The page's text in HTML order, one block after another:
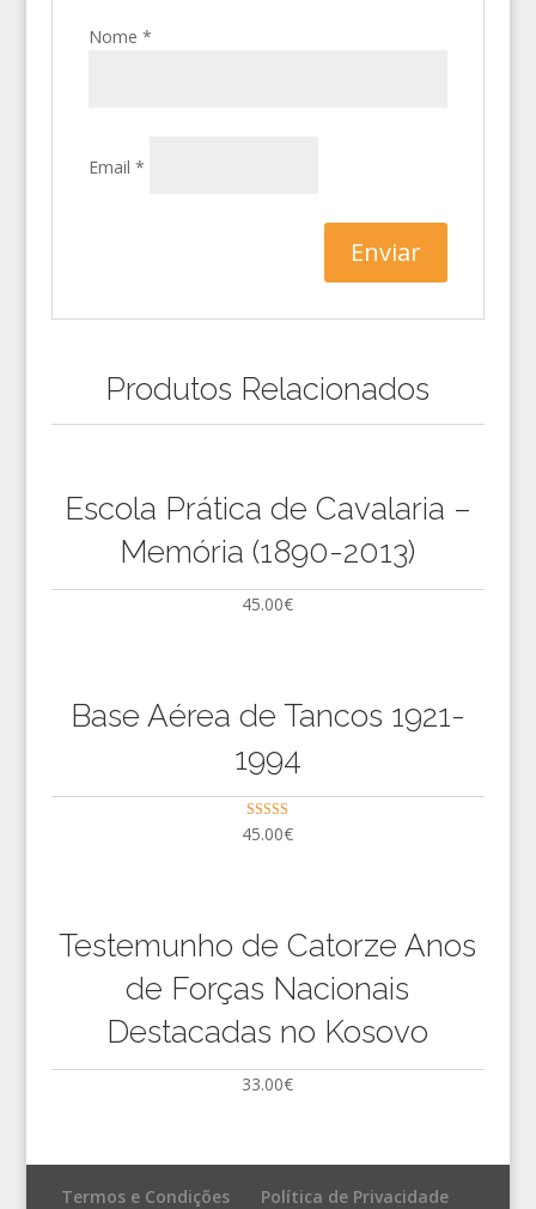
Nome *
Email *
Produtos Relacionados
Escola Prática de Cavalaria –
Memória (1890-2013)
45.00€
Base Aérea de Tancos 1921-
1994
Avaliação
5.00
45.00€
Testemunho de Catorze Anos
de Forças Nacionais
Destacadas no Kosovo
33.00€
Termos e Condições Política de Privacidade